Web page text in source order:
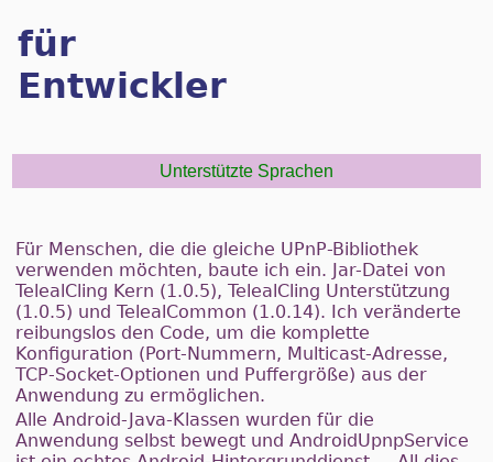
für
Entwickler
Unterstützte Sprachen
Für Menschen, die die gleiche UPnP-Bibliothek
verwenden möchten, baute ich ein. Jar-Datei von
TelealCling Kern (1.0.5), TelealCling Unterstützung
(1.0.5) und TelealCommon (1.0.14). Ich veränderte
reibungslos den Code, um die komplette
Konfiguration (Port-Nummern, Multicast-Adresse,
TCP-Socket-Optionen und Puffergröße) aus der
Anwendung zu ermöglichen.
Alle Android-Java-Klassen wurden für die
Anwendung selbst bewegt und AndroidUpnpService